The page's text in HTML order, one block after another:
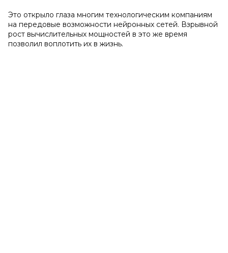
Это открыло глаза многим технологическим компаниям
на передовые возможности нейронных сетей. Взрывной
рост вычислительных мощностей в это же время
позволил воплотить их в жизнь.